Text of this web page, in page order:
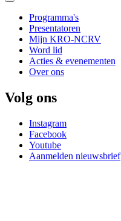
Programma's
Presentatoren
Mijn KRO-NCRV
Word lid
Acties & evenementen
Over ons
Volg ons
Instagram
Facebook
Youtube
Aanmelden nieuwsbrief